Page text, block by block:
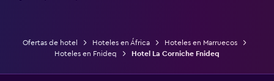
Ofertas de hotel Hoteles en África
Hoteles en Marruecos
Hoteles en Fnideq
Hotel La Corniche Fnideq